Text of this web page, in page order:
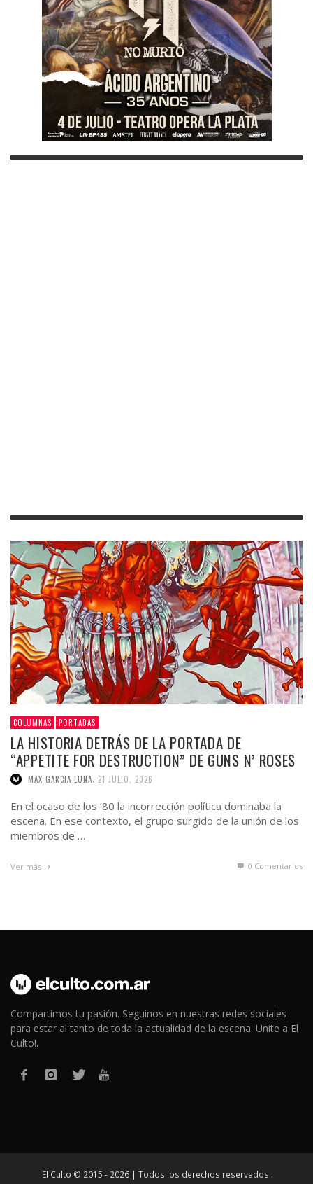
COLUMNAS PORTADAS
LA HISTORIA DETRÁS DE LA PORTADA DE
“APPETITE FOR DESTRUCTION” DE GUNS N’ ROSES
MAX GARCIA LUNA 21 JULIO, 2026
En el ocaso de los ’80 la incorrección política dominaba la
escena. En ese contexto, el grupo surgido de la unión de los
miembros de …
Ver más 0 Comentarios
Compartimos tu pasión. Seguinos en nuestras redes sociales
para estar al tanto de toda la actualidad de la escena. Unite a El
Culto!.
El Culto © 2015 - 2026 | Todos los derechos reservados.